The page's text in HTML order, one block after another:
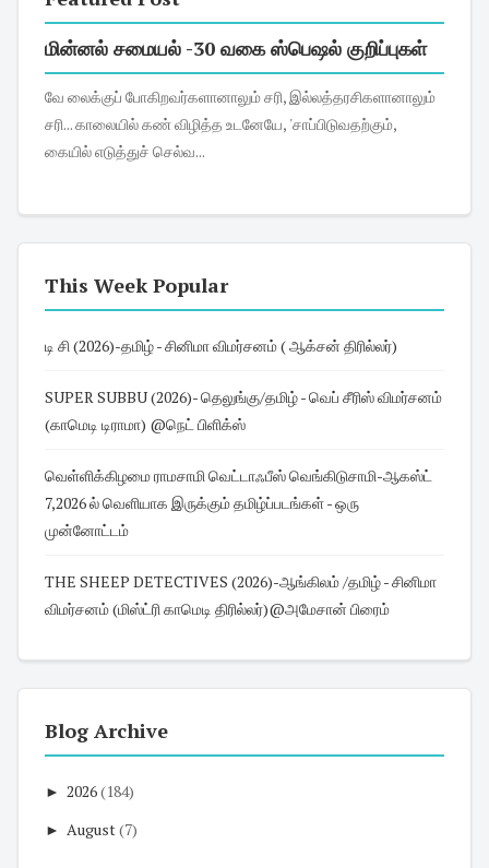
மின்னல் சமையல் -30 வகை ஸ்பெஷல் குறிப்புகள்
வே லைக்குப் போகிறவர்களானாலும் சரி, இல்லத்தரசிகளானாலும்
சரி... காலையில் கண் விழித்த உடனேயே, 'சாப்பிடுவதற்கும்,
கையில் எடுத்துச் செல்வ...
This Week Popular
டி சி (2026)-தமிழ் - சினிமா விமர்சனம் ( ஆக்சன் திரில்லர்)
SUPER SUBBU (2026)- தெலுங்கு/தமிழ் - வெப் சீரிஸ் விமர்சனம்
(காமெடி டிராமா) @நெட் பிளிக்ஸ்
வெள்ளிக்கிழமை ராமசாமி வெட்டாஃபீஸ் வெங்கிடுசாமி-ஆகஸ்ட்
7,2026 ல் வெளியாக இருக்கும் தமிழ்ப்படங்கள் - ஒரு
முன்னோட்டம்
THE SHEEP DETECTIVES (2026)-ஆங்கிலம் /தமிழ் - சினிமா
விமர்சனம் (மிஸ்ட்ரி காமெடி திரில்லர்)@அமேசான் பிரைம்
Blog Archive
► 2026(184)
► August(7)